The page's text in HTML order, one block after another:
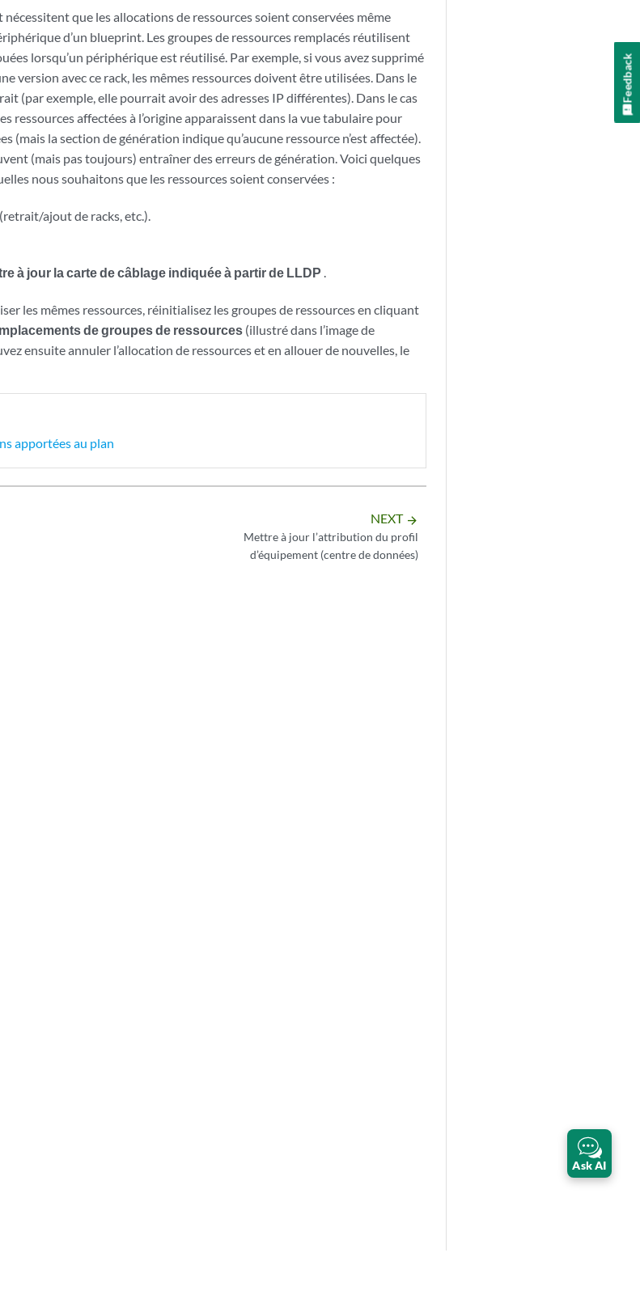
que les allocations de ressources soient conservées même
d’un blueprint. Les groupes de ressources remplacés réutilisent
lorsqu’un périphérique est réutilisé. Par exemple, si vous avez supprimé
version avec ce rack, les mêmes ressources doivent être utilisées. Dans le
(par exemple, elle pourrait avoir des adresses IP différentes). Dans le cas
ressources affectées à l’origine apparaissent dans la vue tabulaire pour
(mais la section de génération indique qu’aucune ressource n’est affectée).
(mais pas toujours) entraîner des erreurs de génération. Voici quelques
nous souhaitons que les ressources soient conservées :
ajout de racks, etc.).
à jour la carte de câblage indiquée à partir de LLDP .
les mêmes ressources, réinitialisez les groupes de ressources en cliquant
de groupes de ressources (illustré dans l’image de
ensuite annuler l’allocation de ressources et en allouer de nouvelles, le
apportées au plan
NEXT arrow_forward
Mettre à jour l’attribution du profil
d’équipement (centre de données)
Ask AI
Feedback